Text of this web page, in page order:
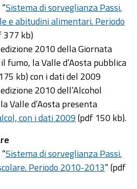
Sistema di sorveglianza Passi.
e abitudini alimentari. Periodo
377 kb)
2010 della Giornata
fumo, la Valle d’Aosta pubblica
kb) con i dati del 2009
2010 dell’Alcohol
Valle d’Aosta presenta
con i dati 2009(pdf 150 kb).
Sistema di sorveglianza Passi.
Periodo 2010-2013” (pdf